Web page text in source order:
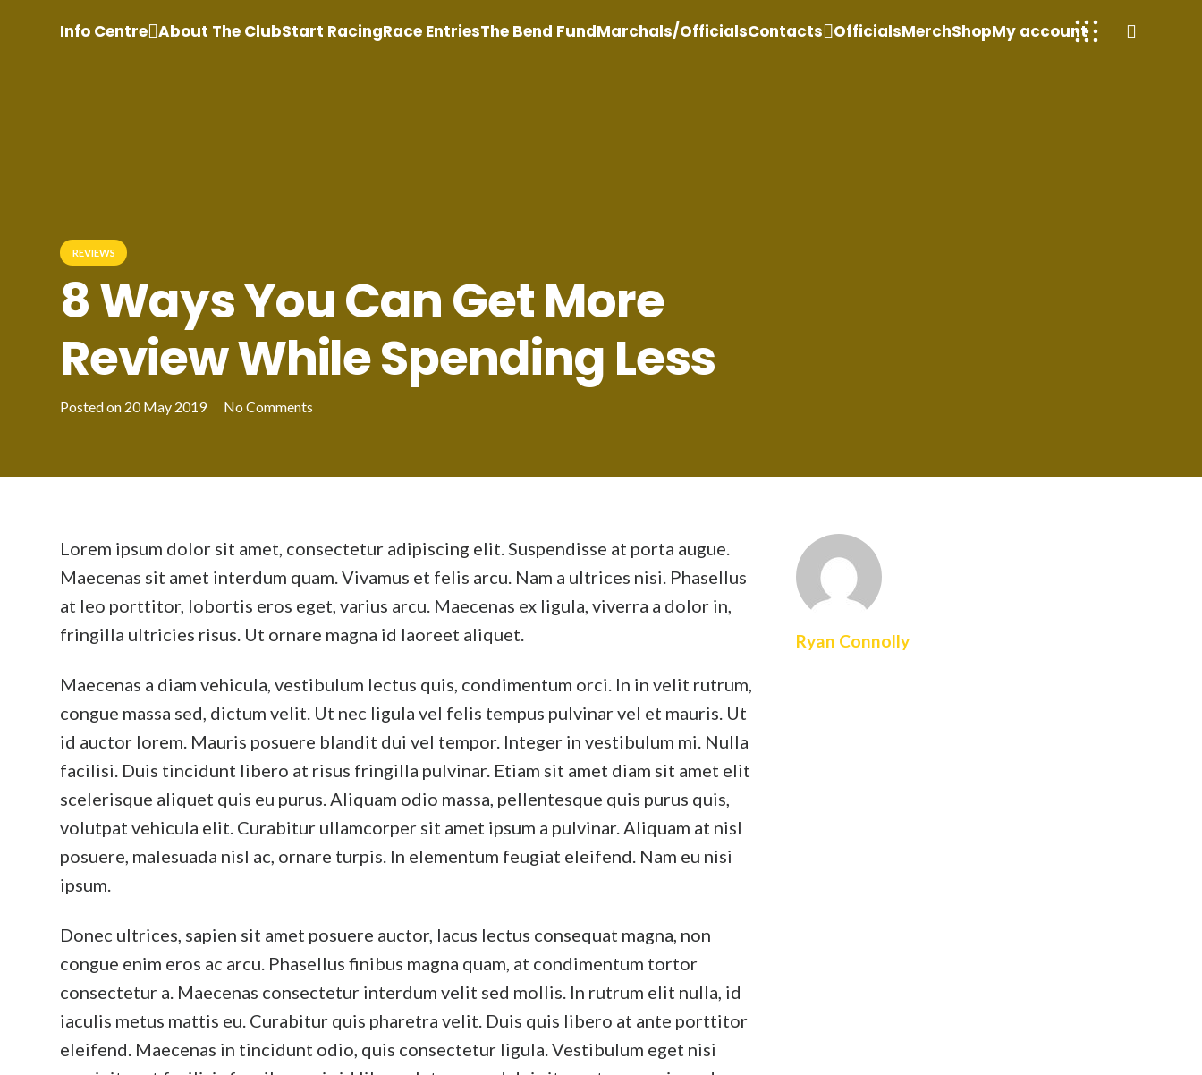
Info Centre About The ClubStart RacingRace EntriesThe Bend FundMarchals/OfficialsContacts OfficialsMerchShopMy account
REVIEWS
8 Ways You Can Get More
Review While Spending Less
Posted on 20 May 2019 No Comments
Lorem ipsum dolor sit amet, consectetur adipiscing elit. Suspendisse at porta augue.
Maecenas sit amet interdum quam. Vivamus et felis arcu. Nam a ultrices nisi. Phasellus
at leo porttitor, lobortis eros eget, varius arcu. Maecenas ex ligula, viverra a dolor in,
fringilla ultricies risus. Ut ornare magna id laoreet aliquet.
Maecenas a diam vehicula, vestibulum lectus quis, condimentum orci. In in velit rutrum,
congue massa sed, dictum velit. Ut nec ligula vel felis tempus pulvinar vel et mauris. Ut
id auctor lorem. Mauris posuere blandit dui vel tempor. Integer in vestibulum mi. Nulla
facilisi. Duis tincidunt libero at risus fringilla pulvinar. Etiam sit amet diam sit amet elit
scelerisque aliquet quis eu purus. Aliquam odio massa, pellentesque quis purus quis,
volutpat vehicula elit. Curabitur ullamcorper sit amet ipsum a pulvinar. Aliquam at nisl
posuere, malesuada nisl ac, ornare turpis. In elementum feugiat eleifend. Nam eu nisi
ipsum.
Donec ultrices, sapien sit amet posuere auctor, lacus lectus consequat magna, non
congue enim eros ac arcu. Phasellus finibus magna quam, at condimentum tortor
consectetur a. Maecenas consectetur interdum velit sed mollis. In rutrum elit nulla, id
iaculis metus mattis eu. Curabitur quis pharetra velit. Duis quis libero at ante porttitor
eleifend. Maecenas in tincidunt odio, quis consectetur ligula. Vestibulum eget nisi
Ryan Connolly